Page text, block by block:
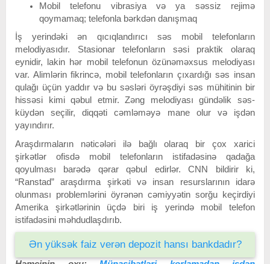
Mobil telefonu vibrasiya və ya səssiz rejimə
qoymamaq; telefonla bərkdən danışmaq
İş yerindəki ən qıcıqlandırıcı səs mobil telefonların
melodiyasıdır. Stasionar telefonların səsi praktik olaraq
eynidir, lakin hər mobil telefonun özünəməxsus melodiyası
var. Alimlərin fikrincə, mobil telefonların çıxardığı səs insan
qulağı üçün yaddır və bu səsləri öyrəşdiyi səs mühitinin bir
hissəsi kimi qəbul etmir. Zəng melodiyası gündəlik səs-
küydən seçilir, diqqəti cəmləməyə mane olur və işdən
yayındırır.
Araşdırmaların nəticələri ilə bağlı olaraq bir çox xarici
şirkətlər ofisdə mobil telefonların istifadəsinə qadağa
qoyulması barədə qərar qəbul edirlər. CNN bildirir ki,
“Ranstad” araşdırma şirkəti və insan resurslarının idarə
olunması problemlərini öyrənən cəmiyyətin sorğu keçirdiyi
Amerika şirkətlərinin üçdə biri iş yerində mobil telefon
istifadəsini məhdudlaşdırıb.
Ən yüksək faiz verən depozit hansı bankdadır?